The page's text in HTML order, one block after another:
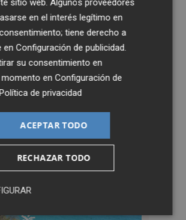
sitio web. Algunos proveedores
en el interés legítimo en
tiene derecho a
enConfiguración de publicidad.
su consentimiento en
momento enConfiguración de
de privacidad
ACEPTAR TODO
RECHAZAR TODO